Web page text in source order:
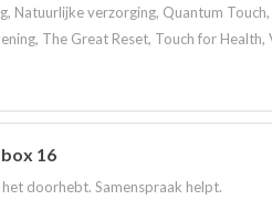
Natuurlijke verzorging, Quantum
The Great Reset, Touch for Health,
16
het doorhebt. Samenspraak helpt.